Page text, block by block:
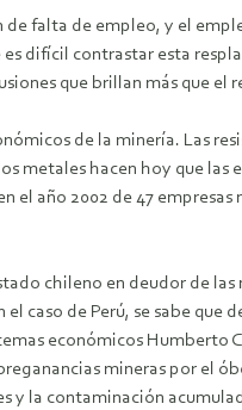
falta de empleo, y el
difícil contrastar esta
que brillan más que el
de la minería. Las
metales hacen hoy que
año 2002 de 47
chileno en deudor de
caso de Perú, se sabe
económicos Humberto
mineras por el
y la contaminación